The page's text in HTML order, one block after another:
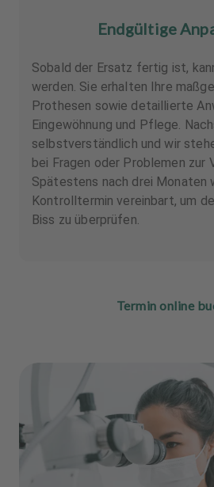
Endgültige
Sobald der Ersatz fertig ist,
werden. Sie erhalten Ihre
Prothesen sowie detaillierte
Eingewöhnung und Pflege.
selbstverständlich und wir
bei Fragen oder Problemen zur
Spätestens nach drei Monaten
Kontrolltermin vereinbart, um
Biss zu überprüfen.
Termin online